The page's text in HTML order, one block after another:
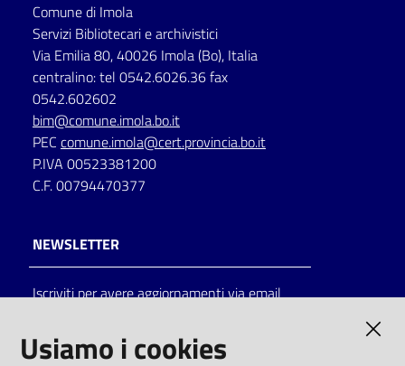
lettura
Seguici
su
Catalogo
Comune di Imola
Servizi Bibliotecari e archivistici
Via Emilia 80, 40026 Imola (Bo), Italia
centralino: tel 0542.6026.36 fax
0542.602602
bim@comune.imola.bo.it
PEC comune.imola@cert.provincia.bo.it
P.IVA 00523381200
C.F. 00794470377
NEWSLETTER
Iscriviti per avere aggiornamenti via email
Usiamo i cookies